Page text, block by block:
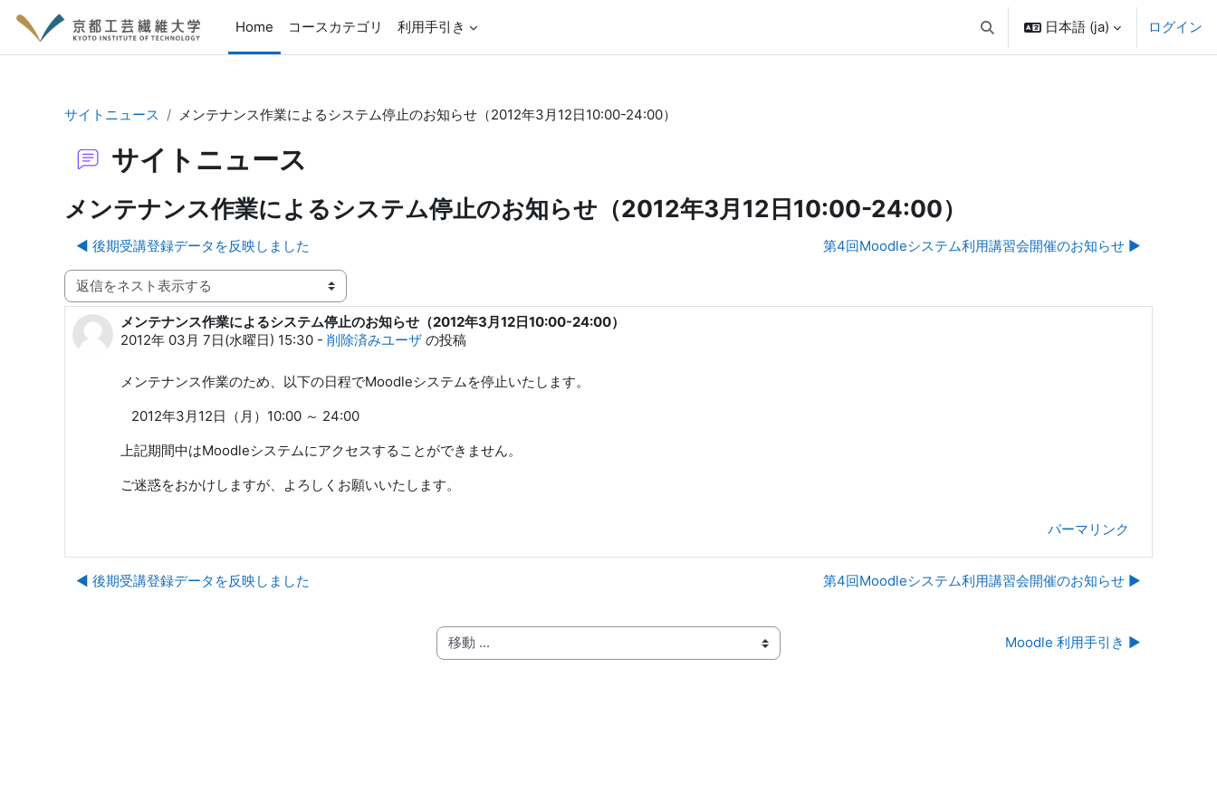
Home
コースカテゴリ 利用手引き 検索入力に切り替える
日本語 ‎(ja)‎ ログイン
サイトニュース メンテナンス作業によるシステム停止のお知らせ（2012年3月12日10:00-24:00）
サイトニュース
メンテナンス作業によるシステム停止のお知らせ（2012年3月12日10:00-24:00）
◀︎ 後期受講登録データを反映しました
第4回Moodleシステム利用講習会開催のお知らせ ▶︎
表示モード
メンテナンス作業によるシステム停止のお知らせ（2012年3月12日10:00-24:00）
2012年 03月 7日(水曜日) 15:30 - 削除済みユーザ の投稿
返信数: 0
メンテナンス作業のため、以下の日程でMoodleシステムを停止いたします。
2012年3月12日（月）10:00 ～ 24:00
上記期間中はMoodleシステムにアクセスすることができません。
ご迷惑をおかけしますが、よろしくお願いいたします。
パーマリンク
◀︎ 後期受講登録データを反映しました 第4回Moodleシステム利用講習会開催のお知らせ ▶︎
移動 ... Moodle 利用手引き ▶︎